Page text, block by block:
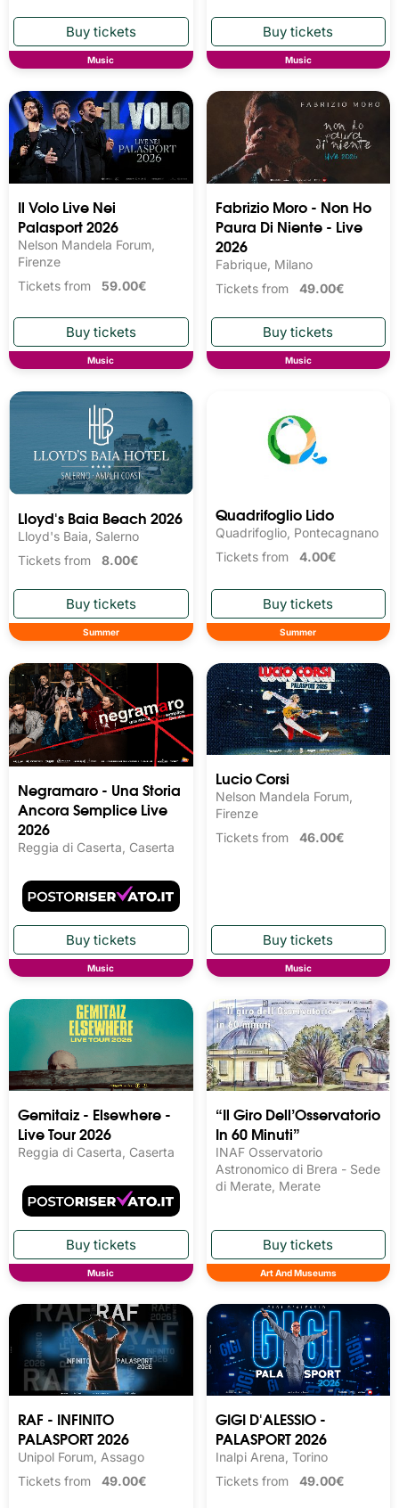
Music Music
Il Volo Live Nei
Palasport 2026
Nelson Mandela Forum,
Firenze
Tickets from 59.00€
Music
Fabrizio Moro - Non Ho
Paura Di Niente - Live
2026
Fabrique, Milano
Tickets from 49.00€
Music
Lloyd's Baia Beach 2026
Lloyd's Baia, Salerno
Tickets from 8.00€
Summer
Quadrifoglio Lido
Quadrifoglio, Pontecagnano
Tickets from 4.00€
Summer
Negramaro - Una Storia
Ancora Semplice Live
2026
Reggia di Caserta, Caserta
Music
Lucio Corsi
Nelson Mandela Forum,
Firenze
Tickets from 46.00€
Music
Gemitaiz - Elsewhere -
Live Tour 2026
Reggia di Caserta, Caserta
Music
“Il Giro Dell’Osservatorio
In 60 Minuti”
INAF Osservatorio
Astronomico di Brera - Sede
di Merate, Merate
Art And Museums
RAF - INFINITO
PALASPORT 2026
Unipol Forum, Assago
Tickets from 49.00€
GIGI D'ALESSIO -
PALASPORT 2026
Inalpi Arena, Torino
Tickets from 49.00€